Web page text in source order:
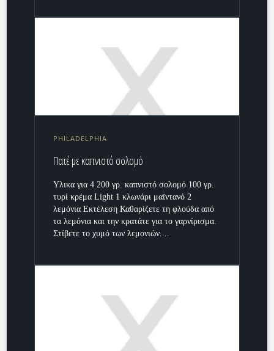
PHILADELPHIA
Πατέ με καπνιστό σολομό
Υλικα για 4 200 γρ. καπνιστό σολομό 100 γρ.
τυρί κρέμα Light 1 κλωνάρι μαϊντανό 2
λεμόνια Εκτέλεση Καθαρίζετε τη φλούδα από
τα λεμόνια και την κρατάτε για το γαρνίρισμα.
Στίβετε το χυμό των λεμονιών....